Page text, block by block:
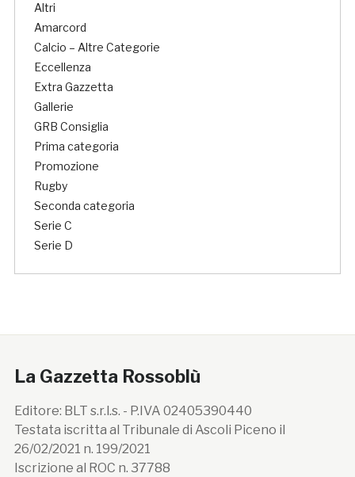
Altri
Amarcord
Calcio – Altre Categorie
Eccellenza
Extra Gazzetta
Gallerie
GRB Consiglia
Prima categoria
Promozione
Rugby
Seconda categoria
Serie C
Serie D
La Gazzetta Rossoblù
Editore: BLT s.r.l.s. - P.IVA 02405390440
Testata iscritta al Tribunale di Ascoli Piceno il
26/02/2021 n. 199/2021
Iscrizione al ROC n. 37788